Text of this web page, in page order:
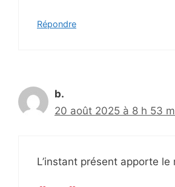
Répondre
b.
20 août 2025 à 8 h 53
L’instant présent apporte le